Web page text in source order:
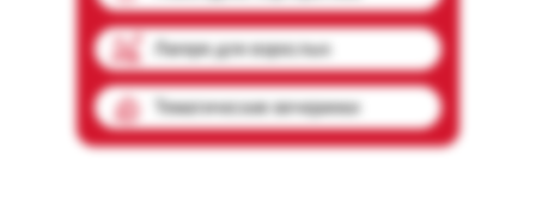
Лагеря для взрослых
Тематические вечеринки